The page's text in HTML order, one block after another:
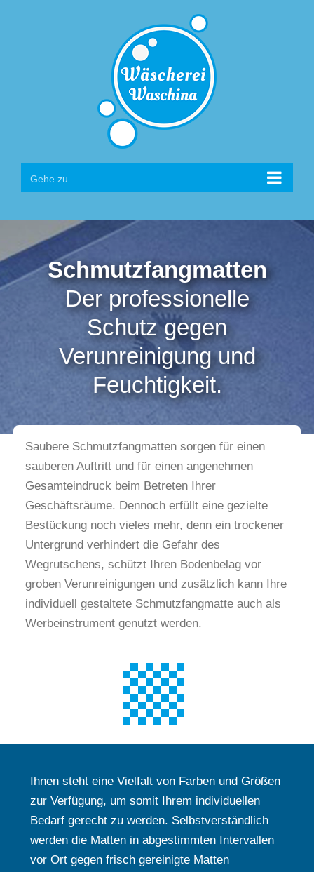
Gehe zu ...
Schmutzfangmatten
Der professionelle
Schutz gegen
Verunreinigung und
Feuchtigkeit.
Saubere Schmutzfangmatten sorgen für einen
sauberen Auftritt und für einen angenehmen
Gesamteindruck beim Betreten Ihrer
Geschäftsräume. Dennoch erfüllt eine gezielte
Bestückung noch vieles mehr, denn ein trockener
Untergrund verhindert die Gefahr des
Wegrutschens, schützt Ihren Bodenbelag vor
groben Verunreinigungen und zusätzlich kann Ihre
individuell gestaltete Schmutzfangmatte auch als
Werbeinstrument genutzt werden.
Ihnen steht eine Vielfalt von Farben und Größen
zur Verfügung, um somit Ihrem individuellen
Bedarf gerecht zu werden. Selbstverständlich
werden die Matten in abgestimmten Intervallen
vor Ort gegen frisch gereinigte Matten